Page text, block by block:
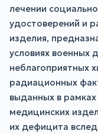
лечении
удостоверений и
изделия,
условиях военных
неблагоприятных
радиационных
выданных в
медицинских
их дефицита